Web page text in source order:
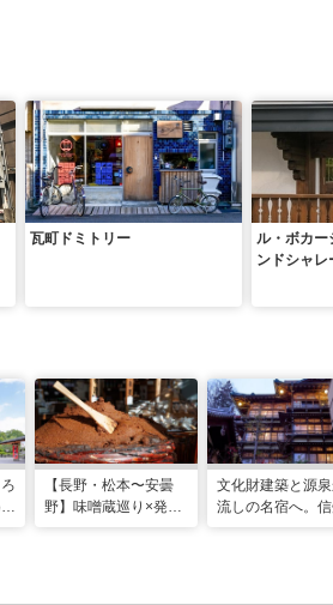
瓦町ドミトリー
ル・ボカ
ンドシャレ
【⻑野・松本〜安曇
野】味噌蔵巡り×発酵
文化財建築と源
流しの名宿へ。